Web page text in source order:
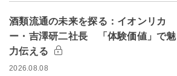
酒類流通の未来を探る：イオンリカ
ー・吉澤研二社長 「体験価値」で魅
力伝える
2026.08.08